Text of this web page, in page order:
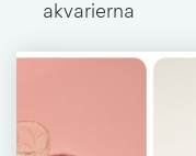
akvarierna